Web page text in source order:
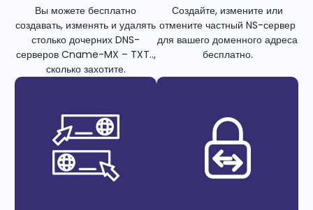
Вы можете бесплатно
создавать, изменять и удалять
столько дочерних DNS-
серверов Cname-MX – TXT..,
сколько захотите.
Создайте, измените или
отмените частный NS-сервер
для вашего доменного адреса
бесплатно.